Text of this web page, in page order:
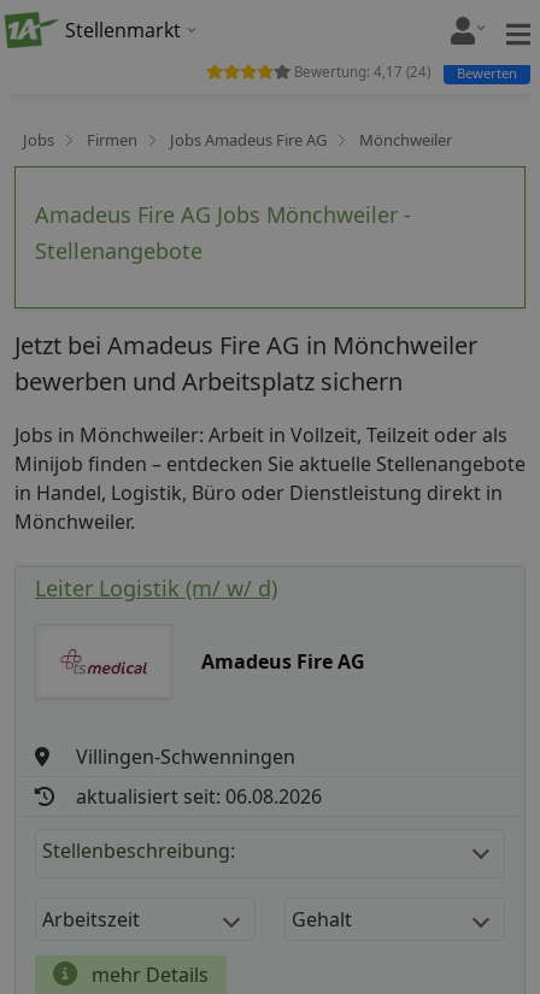
Stellenmarkt
Jobs Firmen Jobs Amadeus Fire AG Mönchweiler
Amadeus Fire AG Jobs Mönchweiler -
Stellenangebote
Bewertung: 4,17 (24) Bewerten
Jetzt bei Amadeus Fire AG in Mönchweiler
bewerben und Arbeitsplatz sichern
Jobs in Mönchweiler: Arbeit in Vollzeit, Teilzeit oder als
Minijob finden – entdecken Sie aktuelle Stellenangebote
in Handel, Logistik, Büro oder Dienstleistung direkt in
Mönchweiler.
Leiter Logistik (m/ w/ d)
Amadeus Fire AG
Villingen-Schwenningen
aktualisiert seit: 06.08.2026
Stellenbeschreibung:
Arbeitszeit Gehalt
mehr Details